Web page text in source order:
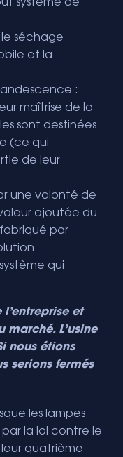
système de
le séchage
et la
:
maîtrise de la
sont destinées
(ce qui
de leur
une volonté de
ajoutée du
par
qui
et
marché. L’usine
nous étions
serions fermés
les lampes
la loi contre le
quatrième